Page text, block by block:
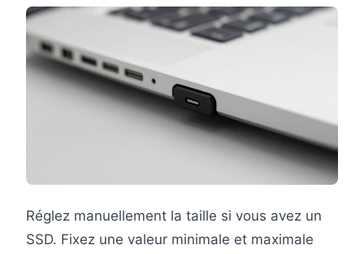
Réglez manuellement la taille si vous avez un
SSD. Fixez une valeur minimale et maximale